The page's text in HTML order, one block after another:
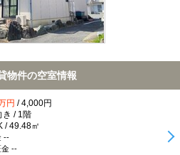
件の空室情報
円 / 4,000円
き / 1階
/ 49.48㎡
--
金 --